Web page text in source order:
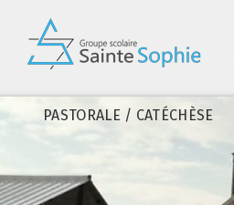
PASTORALE / CATÉCHÈSE